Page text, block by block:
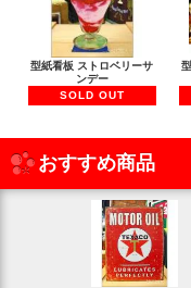
型紙看板 ストロベリーサ
ンデー
SOLD OUT
おすすめ商品